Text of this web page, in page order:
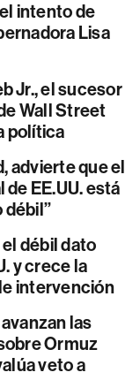
intento de
Lisa
Jr., el sucesor
Wall Street
política
advierte que el
EE.UU. está
débil”
débil dato
y crece la
intervención
las
Ormuz
veto a